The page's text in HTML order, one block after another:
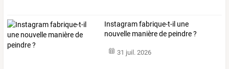
Instagram fabrique-t-il une
nouvelle manière de peindre ?
31 juil. 2026